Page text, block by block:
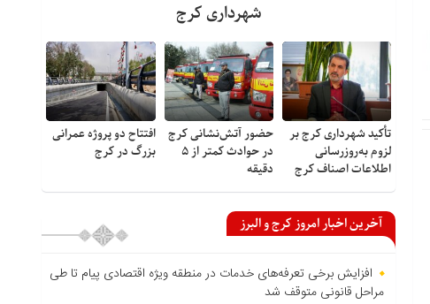
شهرداری کرج
تأکید شهرداری کرج بر
لزوم به‌روزرسانی
اطلاعات اصناف کرج
حضور آتش‌نشانی کرج
در حوادث کمتر از ۵
دقیقه
افتتاح دو پروژه عمرانی
بزرگ در کرج
آخرین اخبار امروز کرج و البرز
افزایش برخی تعرفه‌های خدمات در منطقه ویژه اقتصادی پیام تا طی
مراحل قانونی متوقف شد